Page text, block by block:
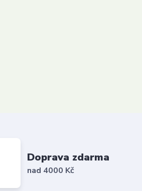
Doprava zdarma
nad 4000 Kč